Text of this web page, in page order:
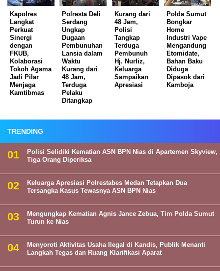
Kapolres
Langkat
Perkuat
Sinergi
dengan
FKUB,
Kolaborasi
Tokoh Agama
Jadi Pilar
Menjaga
Kamtibmas
Polresta Deli
Serdang
Ungkap
Dugaan
Pembunuhan
Lansia dalam
Waktu
Kurang dari
48 Jam,
Terduga
Pelaku
Ditangkap
Kurang dari
48 Jam,
Polisi
Tangkap
Terduga
Pembunuh
Hj. Nurliz,
Keluarga
Sampaikan
Apresiasi
Polda Sumut
Bongkar
Home
Industri Vape
Mengandung
Etomidate,
Bahan Baku
Diduga
Dipasok dari
Kamboja
TRENDING
Polisi Selidiki Kematian ASN BPN Nias di Apartemen Skyview,
Tiga Orang Diperiksa
Keluarga Apresiasi Polrestabes Medan Tetapkan Dua
Tersangka Kasus Tewasnya ASN BPN Nias
Mengungkap Kematian Agnis Jance Zebua, Tim Polda Sumut
Turun ke Nias
Menyoroti Aktivitas Usaha Ilegal di Kandis, Publik Menanti
Langkah Tegas dan Ruang Klarifikasi Aparat